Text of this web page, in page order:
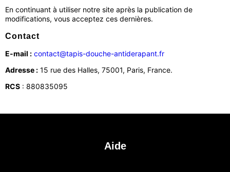
En continuant à utiliser notre site après la publication de
modifications, vous acceptez ces dernières.
Contact
E-mail : contact@tapis-douche-antiderapant.fr
Adresse : 15 rue des Halles, 75001, Paris, France.
RCS : 880835095
Aide